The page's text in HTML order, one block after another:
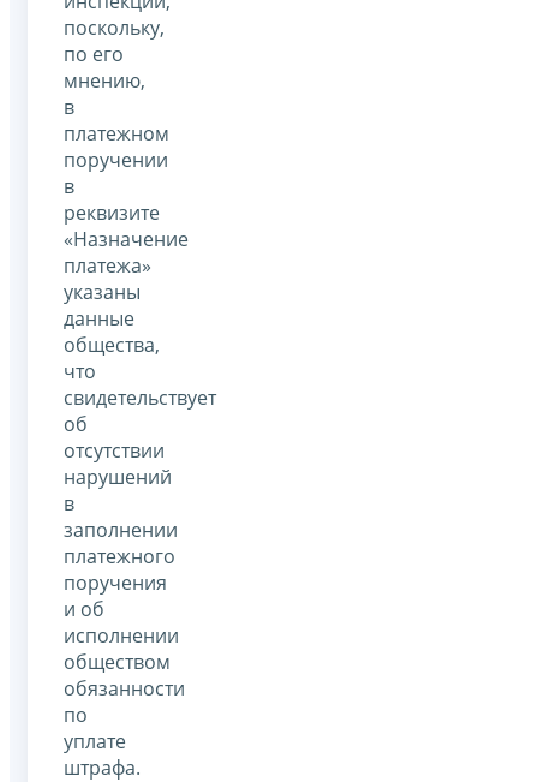
поскольку,
по его
мнению,
в
платежном
поручении
в
реквизите
«Назначение
платежа»
указаны
данные
общества,
что
свидетельствует
об
отсутствии
нарушений
в
заполнении
платежного
поручения
и об
исполнении
обществом
обязанности
по
уплате
штрафа.